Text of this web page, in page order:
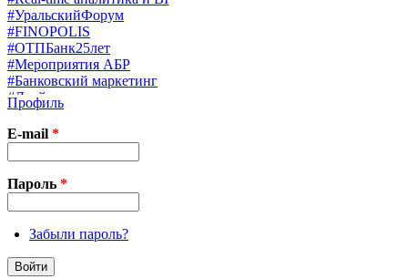
#УральскийФорум
#FINOPOLIS
#ОТПБанк25лет
#Мероприятия АБР
#Банковский маркетинг
#Драйверы страхования
#Финконгресс ЦБ
#PB&WM
#UX/CX
#Экосистемы
X
Профиль
E-mail *
Пароль *
Забыли пароль?